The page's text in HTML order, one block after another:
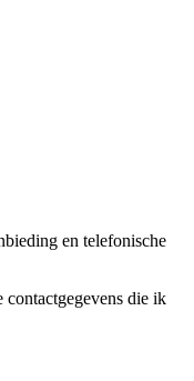
en telefonische
die ik